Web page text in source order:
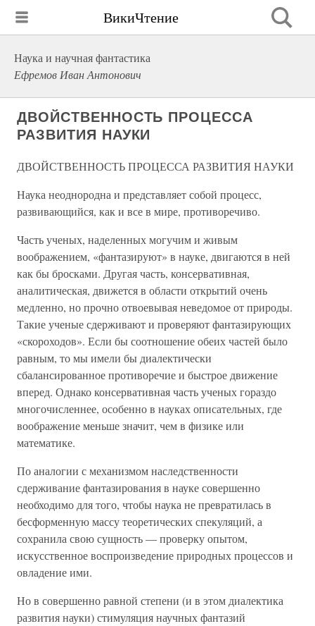
ВикиЧтение
Наука и научная фантастика
Ефремов Иван Антонович
ДВОЙСТВЕННОСТЬ ПРОЦЕССА
РАЗВИТИЯ НАУКИ
ДВОЙСТВЕННОСТЬ ПРОЦЕССА РАЗВИТИЯ НАУКИ
Наука неоднородна и представляет собой процесс,
развивающийся, как и все в мире, противоречиво.
Часть ученых, наделенных могучим и живым
воображением, «фантазируют» в науке, двигаются в ней
как бы бросками. Другая часть, консервативная,
аналитическая, движется в области открытий очень
медленно, но прочно отвоевывая неведомое от природы.
Такие ученые сдерживают и проверяют фантазирующих
«скороходов». Если бы соотношение обеих частей было
равным, то мы имели бы диалектически
сбалансированное противоречие и быстрое движение
вперед. Однако консервативная часть ученых гораздо
многочисленнее, особенно в науках описательных, где
воображение меньше значит, чем в физике или
математике.
По аналогии с механизмом наследственности
сдерживание фантазирования в науке совершенно
необходимо для того, чтобы наука не превратилась в
бесформенную массу теоретических спекуляций, а
сохранила свою сущность — проверку опытом,
искусственное воспроизведение природных процессов и
овладение ими.
Но в совершенно равной степени (и в этом диалектика
развития науки) стимуляция научных фантазий